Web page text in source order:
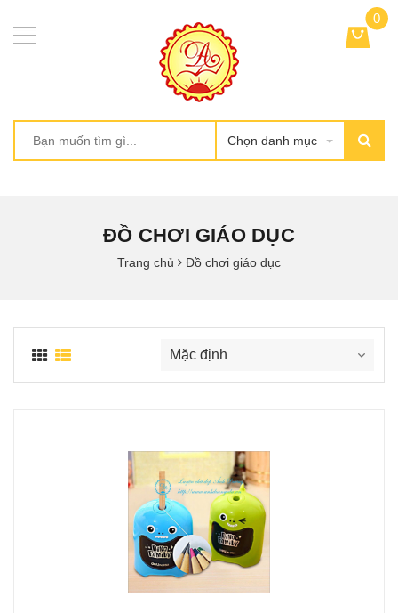
Chọn danh mục
0
ĐỒ CHƠI GIÁO DỤC
Trang chủ Đồ chơi giáo dục